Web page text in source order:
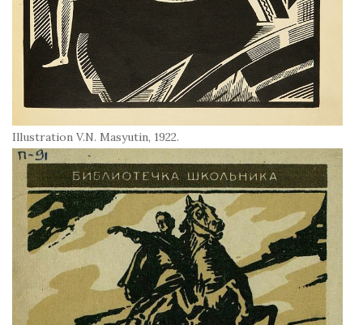
Illustration V.N. Masyutin, 1922.